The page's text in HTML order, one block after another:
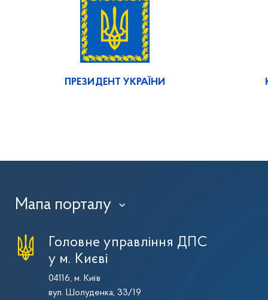
ПРЕЗИДЕНТ УКРАЇНИ
Мапа порталу ›
Головне управління ДПС
у м. Києві
04116, м. Київ
вул. Шолуденка, 33/19